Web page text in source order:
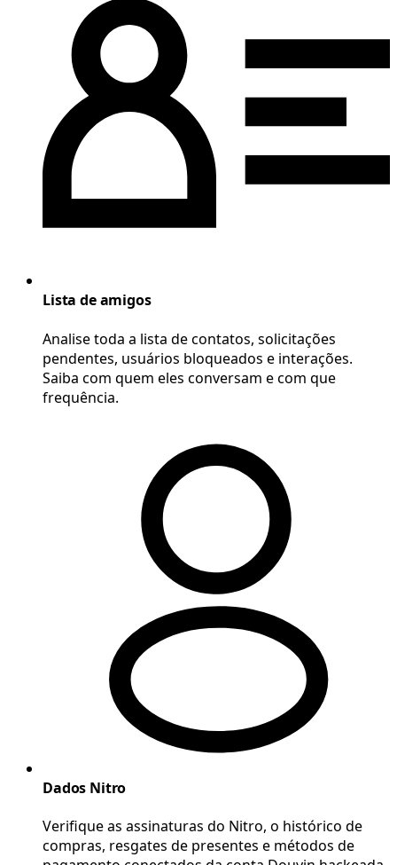
Lista de amigos
Analise toda a lista de contatos, solicitações
pendentes, usuários bloqueados e interações.
Saiba com quem eles conversam e com que
frequência.
Dados Nitro
Verifique as assinaturas do Nitro, o histórico de
compras, resgates de presentes e métodos de